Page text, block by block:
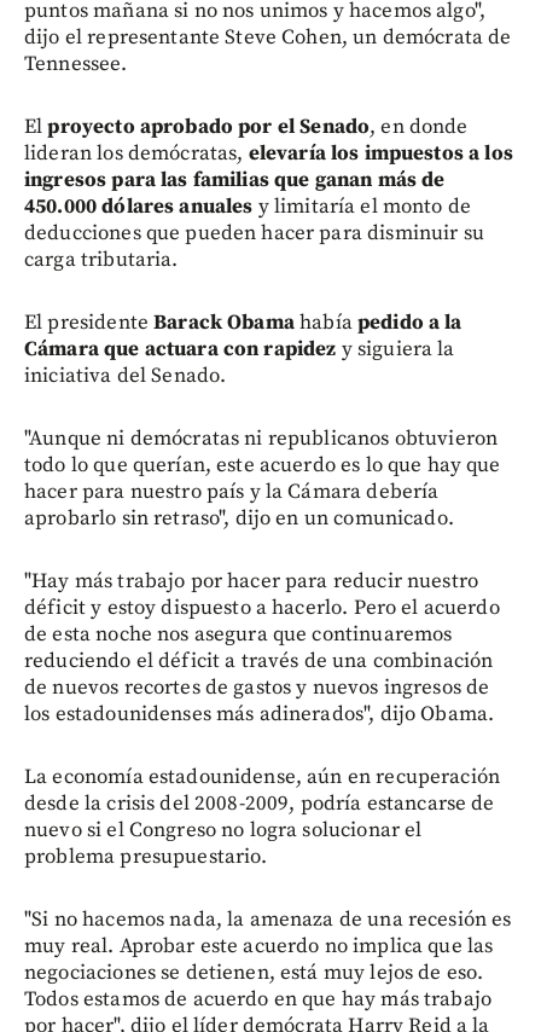
puntos mañana si no nos unimos y hacemos algo",
dijo el representante Steve Cohen, un demócrata de
Tennessee.
Elproyecto aprobado por el Senado, en donde
lideran los demócratas, elevaría los impuestos a los
ingresos para las familias que ganan más de
450.000 dólares anuales y limitaría el monto de
deducciones que pueden hacer para disminuir su
carga tributaria.
El presidenteBarack Obamahabíapedido a la
Cámara que actuara con rapidez y siguiera la
iniciativa del Senado.
"Aunque ni demócratas ni republicanos obtuvieron
todo lo que querían, este acuerdo es lo que hay que
hacer para nuestro país y la Cámara debería
aprobarlo sin retraso", dijo en un comunicado.
"Hay más trabajo por hacer para reducir nuestro
déficit y estoy dispuesto a hacerlo. Pero el acuerdo
de esta noche nos asegura que continuaremos
reduciendo el déficit a través de una combinación
de nuevos recortes de gastos y nuevos ingresos de
los estadounidenses más adinerados", dijo Obama.
La economía estadounidense, aún en recuperación
desde la crisis del 2008-2009, podría estancarse de
nuevo si el Congreso no logra solucionar el
problema presupuestario.
"Si no hacemos nada, la amenaza de una recesión es
muy real. Aprobar este acuerdo no implica que las
negociaciones se detienen, está muy lejos de eso.
Todos estamos de acuerdo en que hay más trabajo
por hacer", dijo el líder demócrata Harry Reid a la